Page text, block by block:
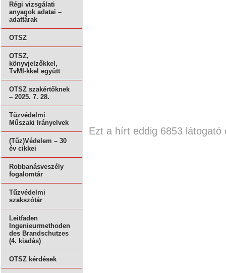
Régi vizsgálati
anyagok adatai –
adattárak
OTSZ
OTSZ,
könyvjelzőkkel,
TvMI-kkel együtt
OTSZ szakértőknek
– 2025. 7. 28.
Tűzvédelmi
Műszaki Irányelvek
(Tűz)Védelem – 30
év cikkei
Robbanásveszély
fogalomtár
Tűzvédelmi
szakszótár
Leitfaden
Ingenieurmethoden
des Brandschutzes
(4. kiadás)
OTSZ kérdések
Ezt a hírt eddig 6853 látogató